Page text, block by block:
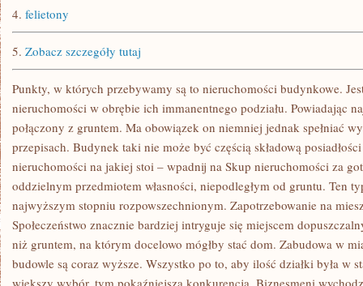
4. felietony
5. Zobacz szczegóły tutaj
Punkty, w których przebywamy są to nieruchomości budynkowe.
nieruchomości w obrębie ich immanentnego podziału. Powiadając
połączony z gruntem. Ma obowiązek on niemniej jednak spełniać
przepisach. Budynek taki nie może być częścią składową
nieruchomości na jakiej stoi – wpadnij na Skup nieruchomości za
oddzielnym przedmiotem własności, niepodległym od gruntu. Ten
najwyższym stopniu rozpowszechnionym. Zapotrzebowanie na
Społeczeństwo znacznie bardziej intryguje się miejscem
niż gruntem, na którym docelowo mógłby stać dom. Zabudowa w
budowle są coraz wyższe. Wszystko po to, aby ilość działki była w
większy wybór, tym pokaźniejsza konkurencja. Biznesmeni